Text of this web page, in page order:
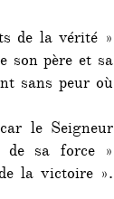
de la vérité »
son père et sa
sans peur où
le Seigneur
sa force »
la victoire ».